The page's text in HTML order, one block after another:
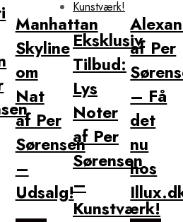
Manhattan
Skyline
om
Nat
af Per
Sørensen
–
Udsalg!
Eksklusiv
Tilbud:
Lys
Noter
af Per
Sørensen
–
Kunstværk!
af Per
– Få
det
nu
hos